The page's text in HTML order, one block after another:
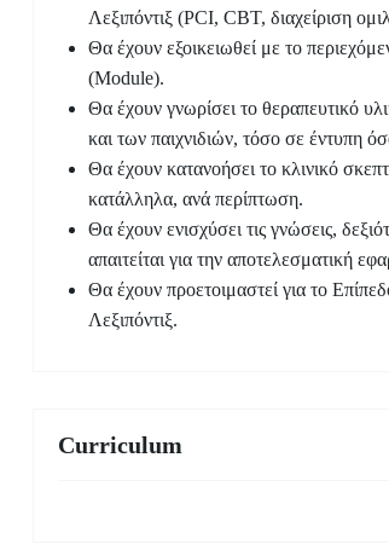
Λεξιπόντιξ (PCI, CBT, διαχείριση
Θα έχουν εξοικειωθεί με το
(Module).
Θα έχουν γνωρίσει το θεραπευτικό
και των παιχνιδιών, τόσο σε έντυπη
Θα έχουν κατανοήσει το κλινικό
κατάλληλα, ανά περίπτωση.
Θα έχουν ενισχύσει τις γνώσεις,
απαιτείται για την αποτελεσματική
Θα έχουν προετοιμαστεί για το
Λεξιπόντιξ.
Curriculum